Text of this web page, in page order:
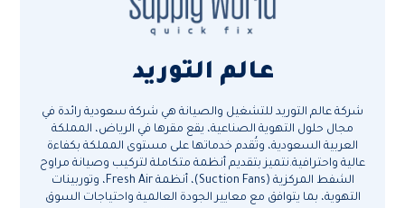
عالم التوريد
شركة عالم التوريد للتشغيل والصيانة هي شركة سعودية رائدة في
مجال حلول التهوية الصناعية، يقع مقرها في الرياض، المملكة
العربية السعودية، وتُقدم خدماتها على مستوى المملكة بكفاءة
عالية واحترافية.نتميز بتقديم أنظمة متكاملة لتركيب وصيانة مراوح
الشفط المركزية (Suction Fans)، أنظمة Fresh Air، وتوربينات
التهوية، بما يتوافق مع معايير الجودة العالمية واحتياجات السوق